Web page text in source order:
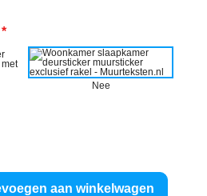
*
Nee
aan winkelwagen